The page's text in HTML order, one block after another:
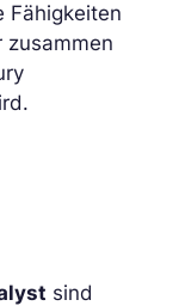
Fähigkeiten
zusammen
sind